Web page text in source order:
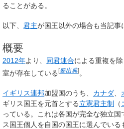
ることがある。
以下、 君主が国王以外の場合も当記事
概要
2012年より、 同君連合による重複を
室が存在している [要出典] 。
イギリス連邦加盟国のうち、 カナダ
ギリス国王を元首とする立憲君主制 （
っている。これは各国が完全な独立
ス国王個人を自国の国王に選んでい